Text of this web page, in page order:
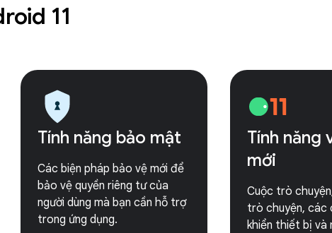
11
Tính năng bảo mật
Các biện pháp bảo vệ mới để
bảo vệ quyền riêng tư của
người dùng mà bạn cần hỗ trợ
trong ứng dụng.
Tính năng
mới
Cuộc trò
trò chuyện, các
khiển thiết bị và